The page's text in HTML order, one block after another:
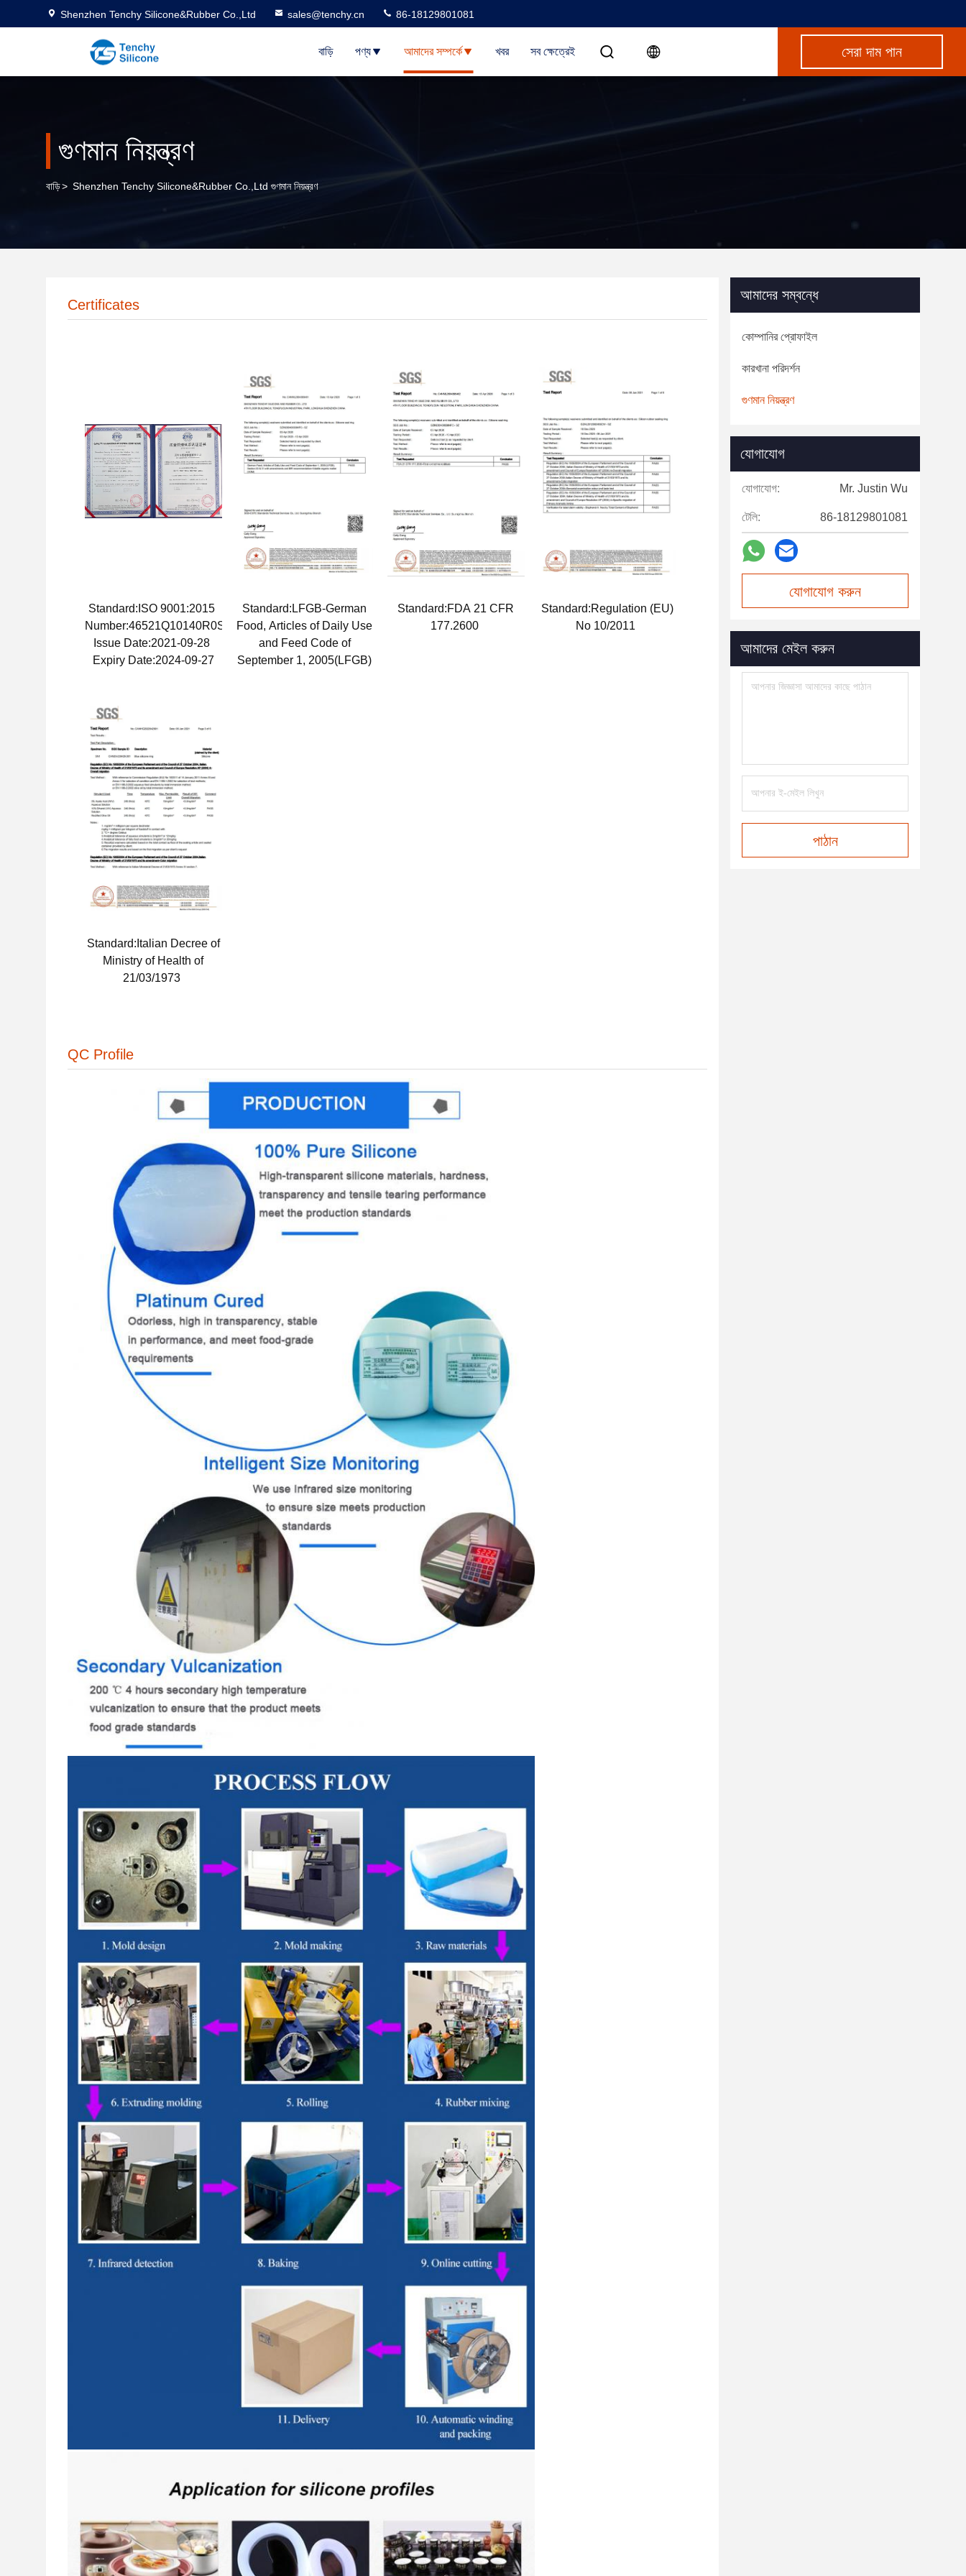
Shenzhen Tenchy Silicone&Rubber Co.,Ltd sales@tenchy.cn 86-18129801081
বাড়ি পণ্য আমাদের সম্পর্কে খবর সব ক্ষেত্রেই সেরা দাম পান
গুণমান নিয়ন্ত্রণ
বাড়ি> Shenzhen Tenchy Silicone&Rubber Co.,Ltd গুণমান নিয়ন্ত্রণ
Certificates
Standard:ISO 9001:2015
Number:46521Q10140R0S
Issue Date:2021-09-28
Expiry Date:2024-09-27
Standard:LFGB-German
Food, Articles of Daily Use
and Feed Code of
September 1, 2005(LFGB)
Standard:FDA 21 CFR
177.2600
Standard:Regulation (EU)
No 10/2011
Standard:Italian Decree of
Ministry of Health of
21/03/1973
QC Profile
আমাদের সম্বন্ধে
কোম্পানির প্রোফাইল
কারখানা পরিদর্শন
গুণমান নিয়ন্ত্রণ
যোগাযোগ
যোগাযোগ: Mr. Justin Wu
টেলি: 86-18129801081
যোগাযোগ করুন
আমাদের মেইল করুন
পাঠান